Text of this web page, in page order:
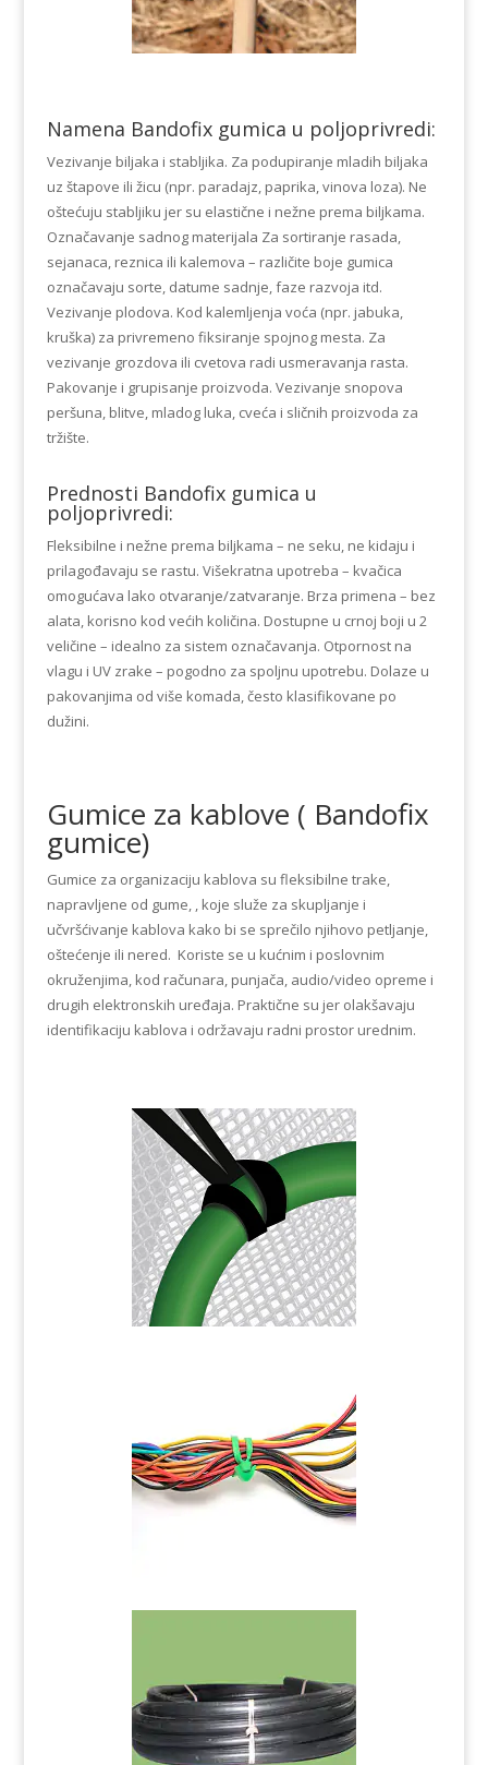
Namena Bandofix gumica u poljoprivredi:
Vezivanje biljaka i stabljika. Za podupiranje mladih biljaka
uz štapove ili žicu (npr. paradajz, paprika, vinova loza). Ne
oštećuju stabljiku jer su elastične i nežne prema biljkama.
Označavanje sadnog materijala Za sortiranje rasada,
sejanaca, reznica ili kalemova – različite boje gumica
označavaju sorte, datume sadnje, faze razvoja itd.
Vezivanje plodova. Kod kalemljenja voća (npr. jabuka,
kruška) za privremeno fiksiranje spojnog mesta. Za
vezivanje grozdova ili cvetova radi usmeravanja rasta.
Pakovanje i grupisanje proizvoda. Vezivanje snopova
peršuna, blitve, mladog luka, cveća i sličnih proizvoda za
tržište.
Prednosti Bandofix gumica u
poljoprivredi:
Fleksibilne i nežne prema biljkama – ne seku, ne kidaju i
prilagođavaju se rastu. Višekratna upotreba – kvačica
omogućava lako otvaranje/zatvaranje. Brza primena – bez
alata, korisno kod većih količina. Dostupne u crnoj boji u 2
veličine – idealno za sistem označavanja. Otpornost na
vlagu i UV zrake – pogodno za spoljnu upotrebu. Dolaze u
pakovanjima od više komada, često klasifikovane po
dužini.
Gumice za kablove ( Bandofix
gumice)
Gumice za organizaciju kablova su fleksibilne trake,
napravljene od gume, , koje služe za skupljanje i
učvršćivanje kablova kako bi se sprečilo njihovo petljanje,
oštećenje ili nered. Koriste se u kućnim i poslovnim
okruženjima, kod računara, punjača, audio/video opreme i
drugih elektronskih uređaja. Praktične su jer olakšavaju
identifikaciju kablova i održavaju radni prostor urednim.